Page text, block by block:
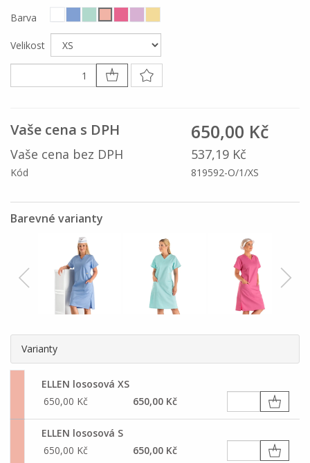
Barva
Velikost
Vaše cena s DPH 650,00 Kč
Vaše cena bez DPH 537,19 Kč
Kód 819592-O/1/XS
Barevné varianty
Varianty
ELLEN lososová XS
650,00 Kč
650,00 Kč
ELLEN lososová S
650,00 Kč
650,00 Kč